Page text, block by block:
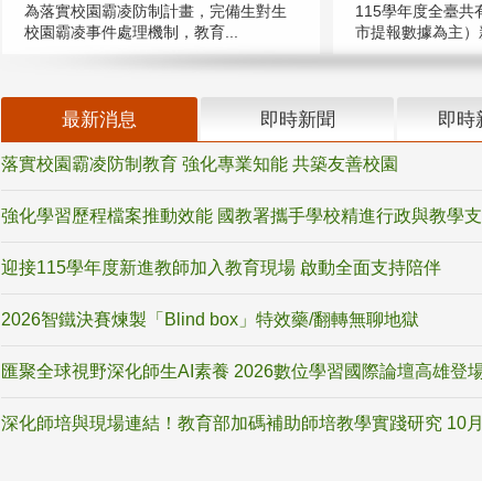
為落實校園霸凌防制計畫，完備生對生
校園霸凌事件處理機制，教育...
115學年度全臺共
市提報數據為主）
最新消息 即時新聞 即時
落實校園霸凌防制教育 強化專業知能 共築友善校園
強化學習歷程檔案推動效能 國教署攜手學校精進行政與教學
迎接115學年度新進教師加入教育現場 啟動全面支持陪伴
2026智鐵決賽煉製「Blind box」特效藥/翻轉無聊地獄
匯聚全球視野深化師生AI素養 2026數位學習國際論壇高雄登
深化師培與現場連結！教育部加碼補助師培教學實踐研究 10